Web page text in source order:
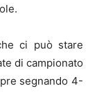
ci può stare
di campionato
segnando 4-